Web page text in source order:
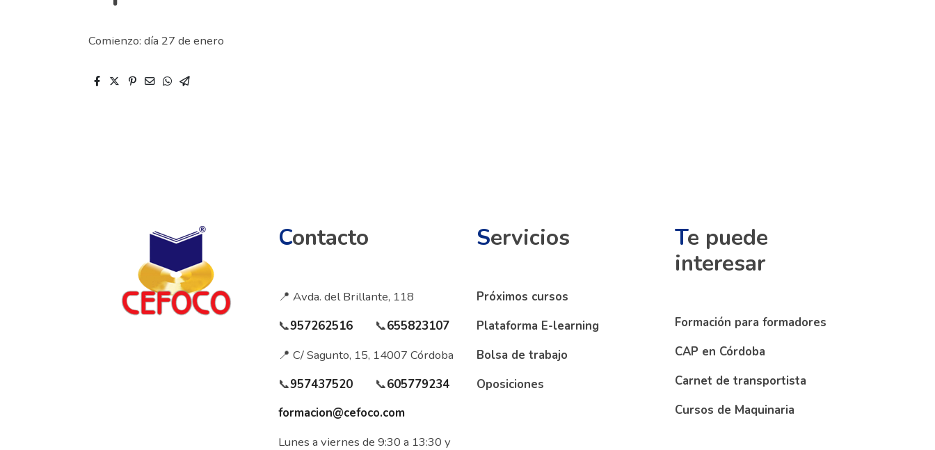
Comienzo: día 27 de enero
Contacto
📍 Avda. del Brillante, 118
📞957262516 📞655823107
📍 C/ Sagunto, 15, 14007 Córdoba
📞957437520📞605779234
formacion@cefoco.com
Lunes a viernes de 9:30 a 13:30 y
Servicios
Próximos cursos
Plataforma E-learning
Bolsa de trabajo
Oposiciones
Te puede
interesar
Formación para formadores
CAP en Córdoba
Carnet de transportista
Cursos de Maquinaria